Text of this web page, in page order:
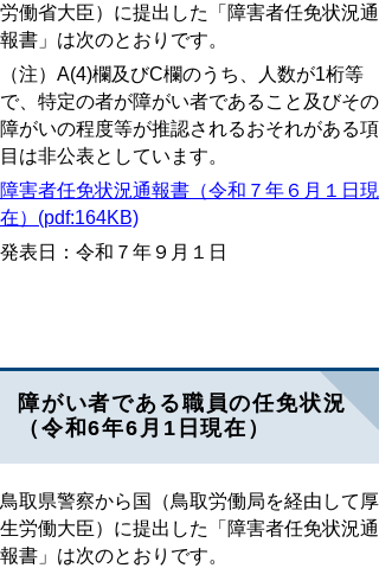
労働省大臣）に提出した「障害者任免状況通
報書」は次のとおりです。
（注）A(4)欄及びC欄のうち、人数が1桁等
で、特定の者が障がい者であること及びその
障がいの程度等が推認されるおそれがある項
目は非公表としています。
障害者任免状況通報書（令和７年６月１日現
在）(pdf:164KB)
発表日：令和７年９月１日
障がい者である職員の任免状況
（令和6年6月1日現在）
鳥取県警察から国（鳥取労働局を経由して厚
生労働大臣）に提出した「障害者任免状況通
報書」は次のとおりです。